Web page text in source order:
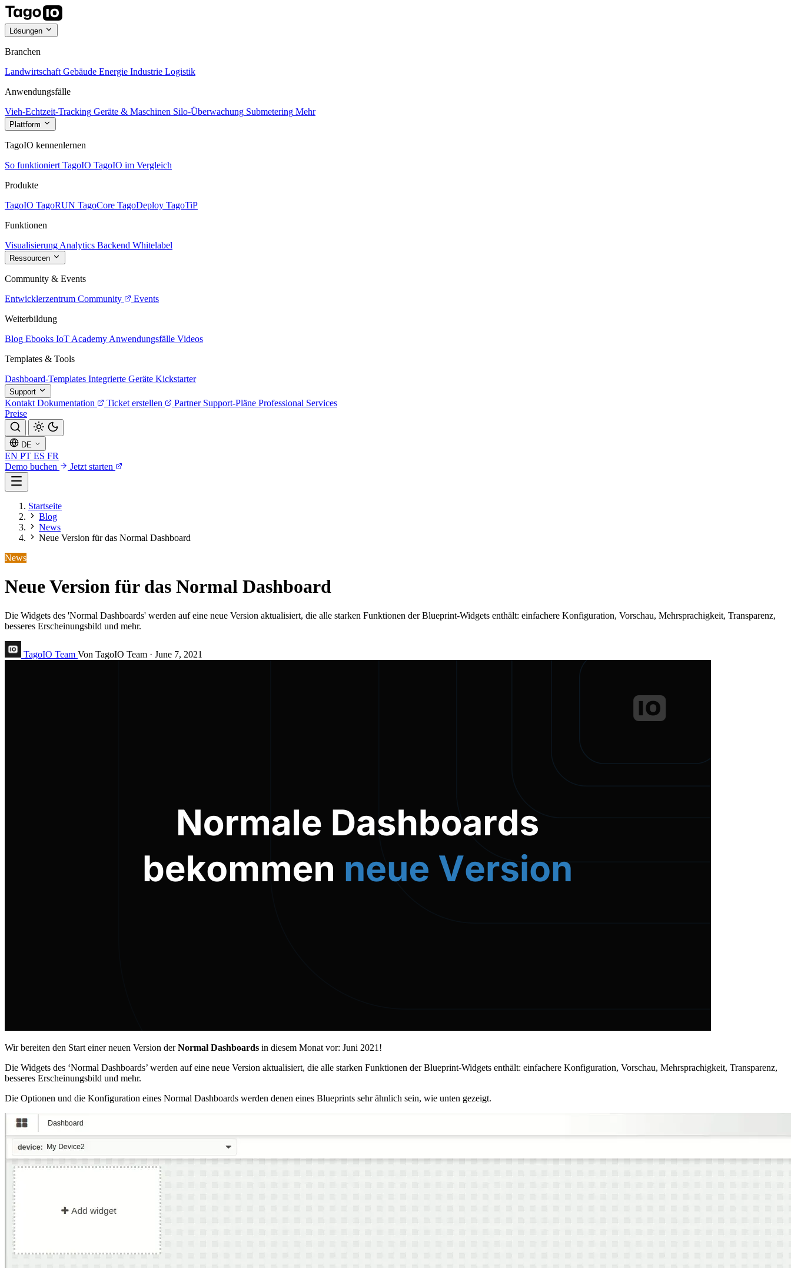
Lösungen
Branchen
Landwirtschaft Gebäude Energie Industrie Logistik
Anwendungsfälle
Vieh-Echtzeit-Tracking Geräte & Maschinen Silo-Überwachung Submetering Mehr
Plattform
TagoIO kennenlernen
So funktioniert TagoIO TagoIO im Vergleich
Produkte
TagoIO TagoRUN TagoCore TagoDeploy TagoTiP
Funktionen
Visualisierung Analytics Backend Whitelabel
Ressourcen
Community & Events
Entwicklerzentrum Community
Events
Weiterbildung
Blog Ebooks IoT Academy Anwendungsfälle Videos
Templates & Tools
Dashboard-Templates Integrierte Geräte Kickstarter
Support
Kontakt Dokumentation Ticket erstellen Partner Support-Pläne Professional Services
Preise
DE
EN PT ES FR
Demo buchen
Jetzt starten
Startseite
Blog
News
Neue Version für das Normal Dashboard
News
Neue Version für das Normal Dashboard
Die Widgets des 'Normal Dashboards' werden auf eine neue Version aktualisiert, die alle starken Funktionen der Blueprint-Widgets enthält: einfachere Konfiguration, Vorschau, Mehrsprachigkeit, Transparenz,
besseres Erscheinungsbild und mehr.
TagoIO Team Von TagoIO Team · June 7, 2021
Wir bereiten den Start einer neuen Version derNormal Dashboards in diesem Monat vor: Juni 2021!
Die Widgets des ‘Normal Dashboards’ werden auf eine neue Version aktualisiert, die alle starken Funktionen der Blueprint-Widgets enthält: einfachere Konfiguration, Vorschau, Mehrsprachigkeit, Transparenz,
besseres Erscheinungsbild und mehr.
Die Optionen und die Konfiguration eines Normal Dashboards werden denen eines Blueprints sehr ähnlich sein, wie unten gezeigt.